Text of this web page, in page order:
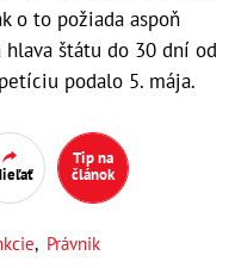
o to požiada aspoň
hlava štátu do 30 dní od
podalo 5. mája.
Tip na
článok
, Právnik